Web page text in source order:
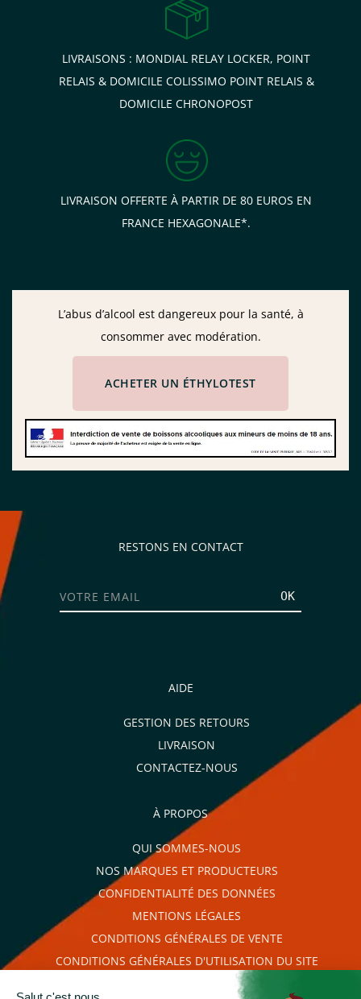
LIVRAISONS : MONDIAL RELAY LOCKER, POINT
RELAIS & DOMICILE COLISSIMO POINT RELAIS &
DOMICILE CHRONOPOST
LIVRAISON OFFERTE À PARTIR DE 80 EUROS EN
FRANCE HEXAGONALE*.
L’abus d’alcool est dangereux pour la santé, à
consommer avec modération.
ACHETER UN ÉTHYLOTEST
RESTONS EN CONTACT
OK
AIDE
GESTION DES RETOURS
LIVRAISON
CONTACTEZ-NOUS
À PROPOS
QUI SOMMES-NOUS
NOS MARQUES ET PRODUCTEURS
CONFIDENTIALITÉ DES DONNÉES
MENTIONS LÉGALES
CONDITIONS GÉNÉRALES DE VENTE
CONDITIONS GÉNÉRALES D'UTILISATION DU SITE